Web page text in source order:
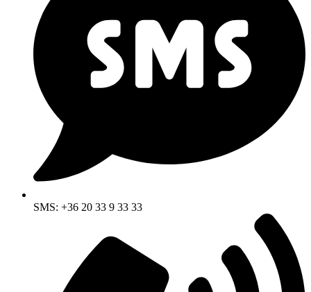
SMS: +36 20 33 9 33 33